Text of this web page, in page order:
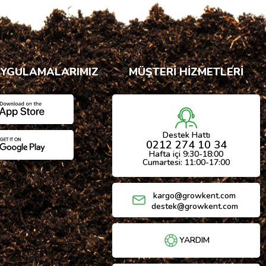
MÜŞTERİ HİZMETLERİ
Destek Hattı
0212 274 10 34
Hafta içi 9:30-18:00
Cumartesi: 11:00-17:00
kargo@growkent.com
destek@growkent.com
YARDIM